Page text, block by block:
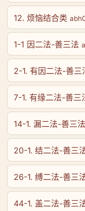
12. 烦恼结合类
1-1 因二法-善三法
2-1. 有因二法-善三
7-1. 有缘二法-善三
14-1. 漏二法-善三法
20-1. 结二法-善三
26-1. 缚二法-善三
44-1. 盖二法-善三